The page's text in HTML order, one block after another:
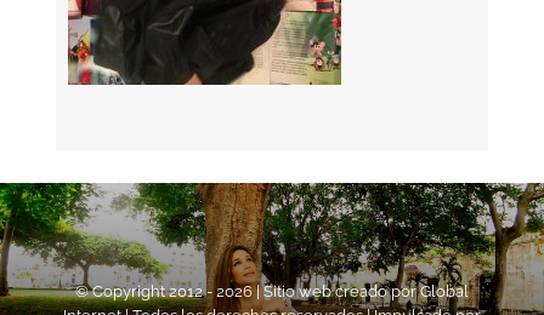
© Copyright 2012 -2026 | Sitio web creado porGlobal